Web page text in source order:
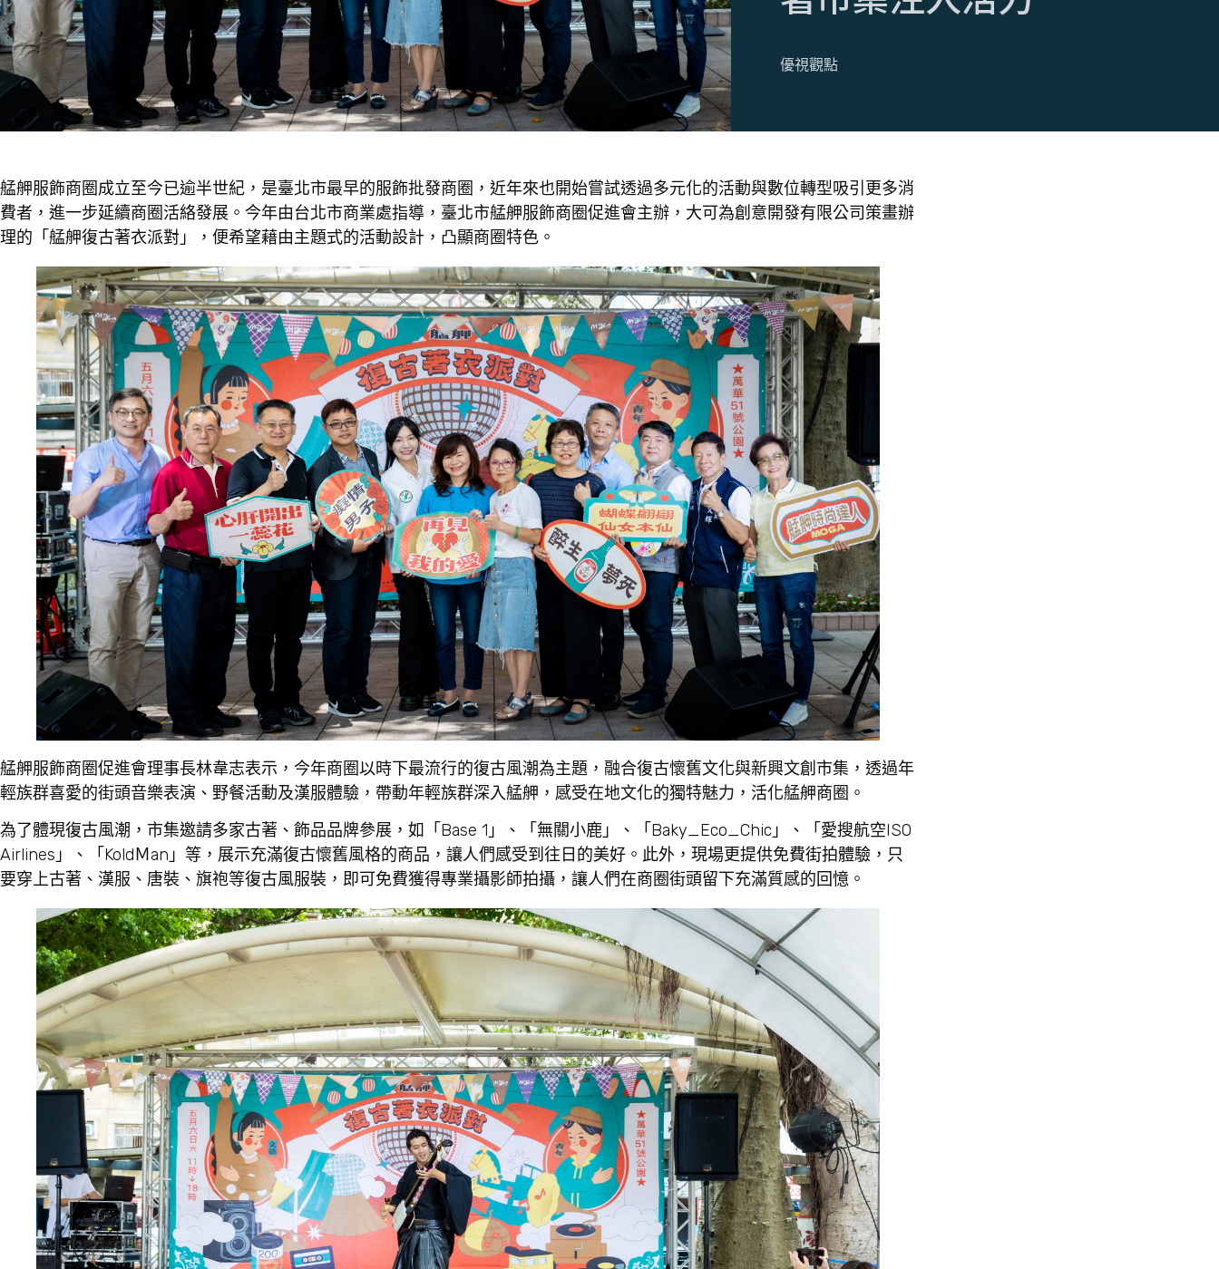
優視觀點
艋舺服飾商圈成立至今已逾半世紀，是臺北市最早的服飾批發商圈，近年來也開始嘗試透過多元化的活動與數位轉型吸引更多消
費者，進一步延續商圈活絡發展。今年由台北市商業處指導，臺北市艋舺服飾商圈促進會主辦，大可為創意開發有限公司策畫辦
理的「艋舺復古著衣派對」，便希望藉由主題式的活動設計，凸顯商圈特色。
艋舺服飾商圈促進會理事長林韋志表示，今年商圈以時下最流行的復古風潮為主題，融合復古懷舊文化與新興文創市集，透過年
輕族群喜愛的街頭音樂表演、野餐活動及漢服體驗，帶動年輕族群深入艋舺，感受在地文化的獨特魅力，活化艋舺商圈。
為了體現復古風潮，市集邀請多家古著、飾品品牌參展，如「Base 1」、「無關小鹿」、「Baky_Eco_Chic」、「愛搜航空ISO
Airlines」、「KoldＭan」等，展示充滿復古懷舊風格的商品，讓人們感受到往日的美好。此外，現場更提供免費街拍體驗，只
要穿上古著、漢服、唐裝、旗袍等復古風服裝，即可免費獲得專業攝影師拍攝，讓人們在商圈街頭留下充滿質感的回憶。